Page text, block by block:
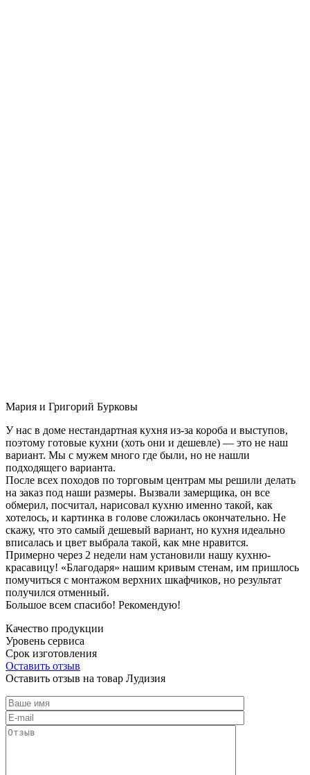
Мария и Григорий Бурковы
У нас в доме нестандартная кухня из-за короба и выступов,
поэтому готовые кухни (хоть они и дешевле) — это не наш
вариант. Мы с мужем много где были, но не нашли
подходящего варианта.
После всех походов по торговым центрам мы решили делать
на заказ под наши размеры. Вызвали замерщика, он все
обмерил, посчитал, нарисовал кухню именно такой, как
хотелось, и картинка в голове сложилась окончательно. Не
скажу, что это самый дешевый вариант, но кухня идеально
вписалась и цвет выбрала такой, как мне нравится.
Примерно через 2 недели нам установили нашу кухню-
красавицу! «Благодаря» нашим кривым стенам, им пришлось
помучиться с монтажом верхних шкафчиков, но результат
получился отменный.
Большое всем спасибо! Рекомендую!
Качество продукции
Уровень сервиса
Срок изготовления
Оставить отзыв
Оставить отзыв на товар Лудизия